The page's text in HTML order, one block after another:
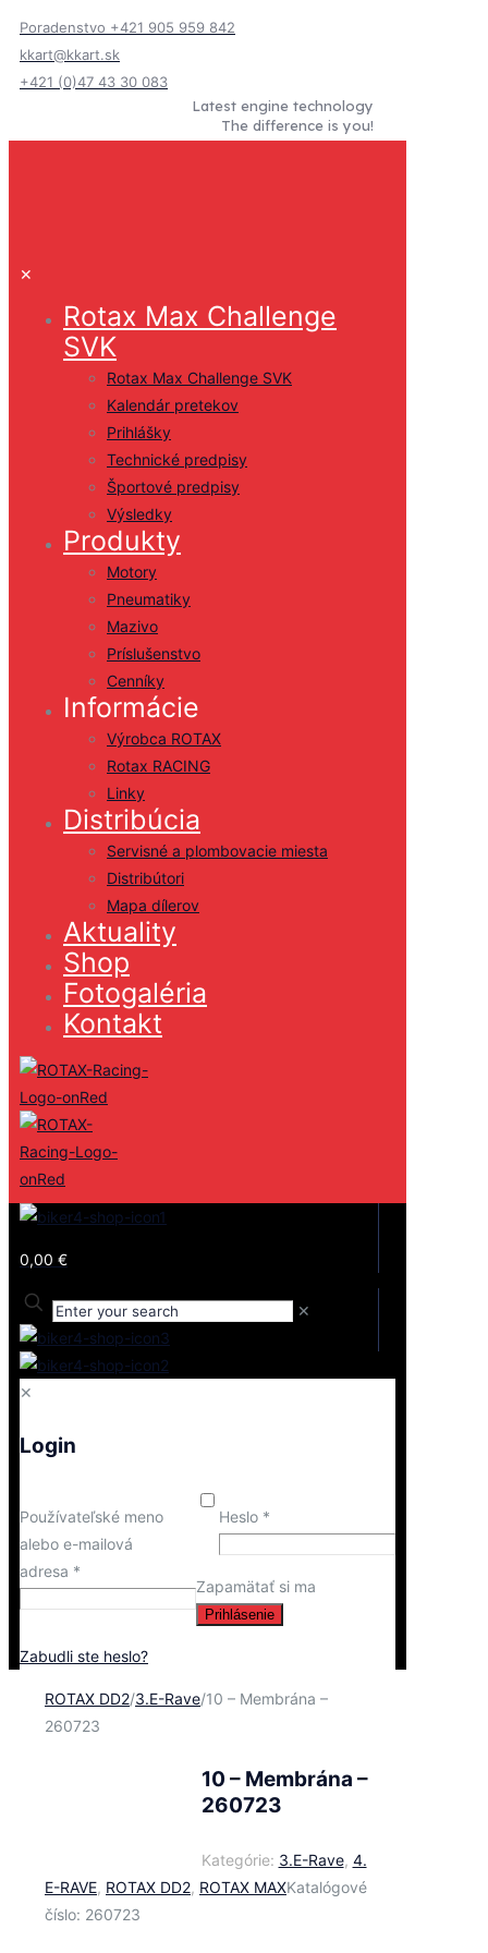
Poradenstvo +421 905 959 842
kkart@kkart.sk
+421 (0)47 43 30 083
Latest engine technology
The difference is you!
✕
Rotax Max Challenge
SVK
Rotax Max Challenge SVK
Kalendár pretekov
Prihlášky
Technické predpisy
Športové predpisy
Výsledky
Produkty
Motory
Pneumatiky
Mazivo
Príslušenstvo
Cenníky
Informácie
Výrobca ROTAX
Rotax RACING
Linky
Distribúcia
Servisné a plombovacie miesta
Distribútori
Mapa dílerov
Aktuality
Shop
Fotogaléria
Kontakt
0,00 €
✕
✕
Login
Používateľské meno
alebo e-mailová
adresa *
Heslo *
Zapamätať si ma
Prihlásenie
Zabudli ste heslo?
ROTAX DD2/3.E-Rave/10 – Membrána –
260723
10 – Membrána –
260723
Kategórie: 3.E-Rave, 4.
E-RAVE, ROTAX DD2, ROTAX MAXKatalógové
číslo: 260723